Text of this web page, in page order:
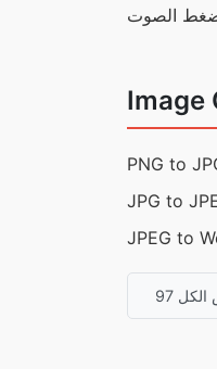
الصوت
Image
PNG to
JPG to
JPEG to